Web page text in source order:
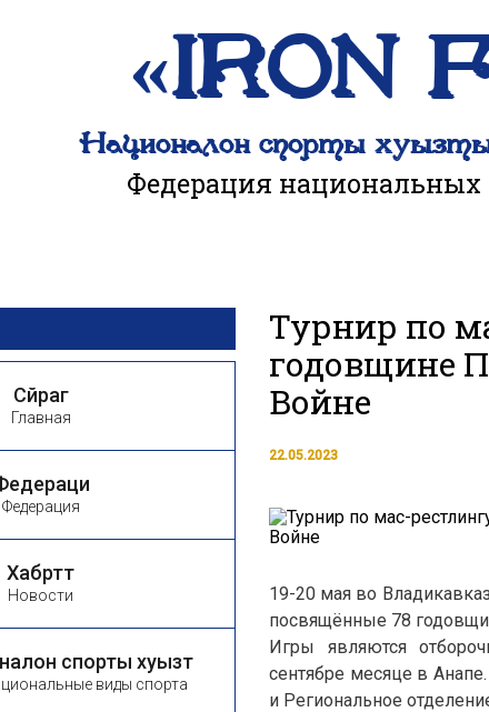
«IRON
Националон спорты
Федерация национальных
Сӕйраг
Главная
Федерация
Хабӕрттӕ
Новости
спорты хуызтӕ
виды спорта
Турнир по
годовщине
Войне
22.05.2023
19-20 мая во
посвящённые 78
Игры являются
сентябре месяце в
и Региональное